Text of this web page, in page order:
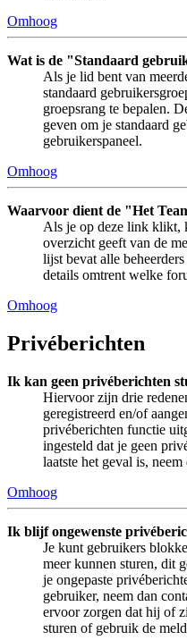
Omhoog
Wat is de "Standaard
Als je lid bent van
standaard
groepsrang te bepalen.
geven om je standaard
gebruikerspaneel.
Omhoog
Waarvoor dient de "Het
Als je op deze link klikt,
overzicht geeft van de
lijst bevat alle
details omtrent welke
Omhoog
Privéberichten
Ik kan geen privéberichten
Hiervoor zijn drie
geregistreerd en/of
privéberichten functie
ingesteld dat je geen
laatste het geval is,
Omhoog
Ik blijf ongewenste
Je kunt gebruikers
meer kunnen sturen, dit
je ongepaste
gebruiker, neem dan
ervoor zorgen dat hij of
sturen of gebruik de